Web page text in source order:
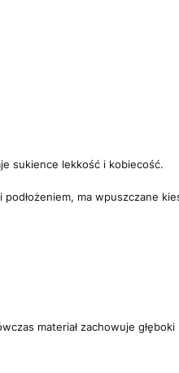
sukience lekkość i kobiecość.
ma wpuszczane
materiał zachowuje